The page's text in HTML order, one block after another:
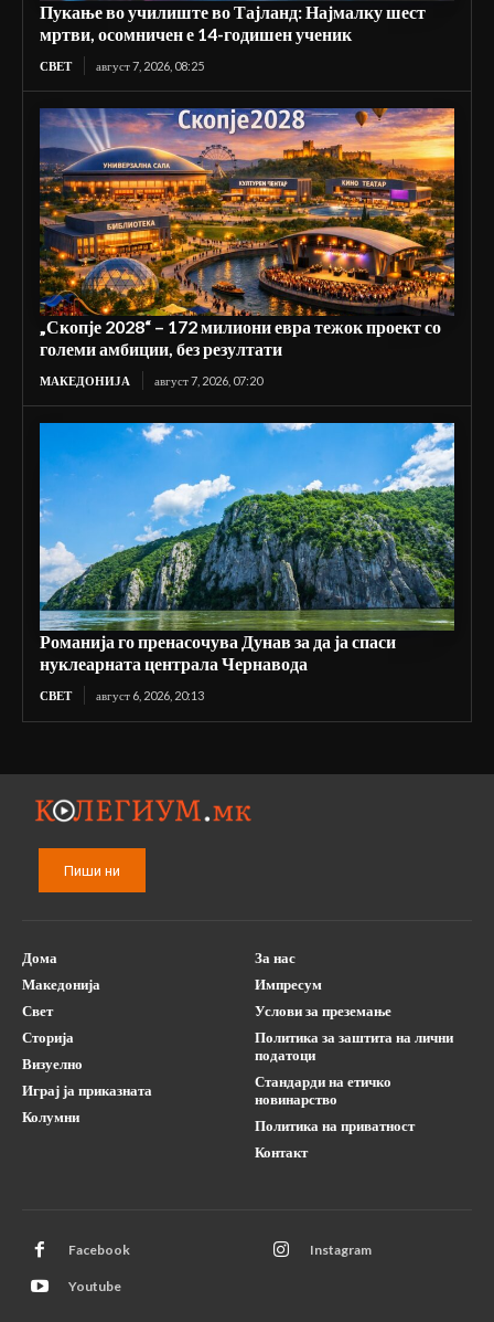
Пукање во училиште во Тајланд: Најмалку шест
мртви, осомничен е 14-годишен ученик
СВЕТ август 7, 2026, 08:25
„Скопје 2028“ – 172 милиони евра тежок проект со
големи амбиции, без резултати
МАКЕДОНИЈА август 7, 2026, 07:20
Романија го пренасочува Дунав за да ја спаси
нуклеарната централа Чернавода
СВЕТ август 6, 2026, 20:13
Пиши ни
Дома
Македонија
Свет
Сторија
Визуелно
Играј ја приказната
Колумни
За нас
Импресум
Услови за преземање
Политика за заштита на лични
податоци
Стандарди на етичко
новинарство
Политика на приватност
Контакт
Facebook Instagram
Youtube